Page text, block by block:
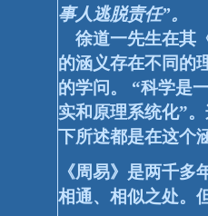
事人逃脱责任”。
徐道一先生在其
的涵义存在不同的
的学问。 “科学是
实和原理系统化”
下所述都是在这个
《周易》是两千
相通、相似之处。